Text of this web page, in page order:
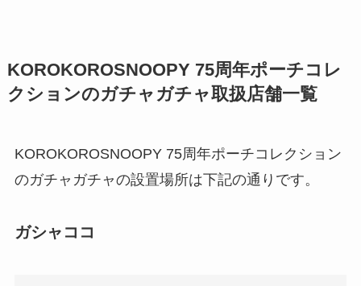
KOROKOROSNOOPY 75周年ポーチコレ
クションのガチャガチャ取扱店舗一覧
KOROKOROSNOOPY 75周年ポーチコレクション
のガチャガチャの設置場所は下記の通りです。
ガシャココ